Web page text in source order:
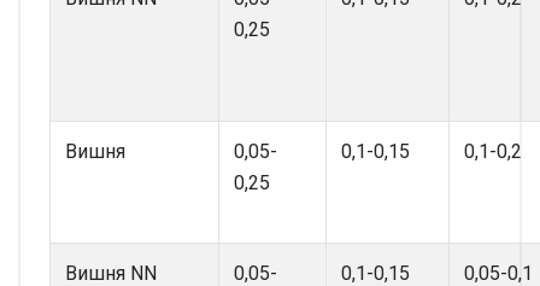
0,25
Вишня
0,05-
0,25
0,1-0,15 0,1-0,2
Вишня NN
0,05-
0,1-0,15 0,05-0,1